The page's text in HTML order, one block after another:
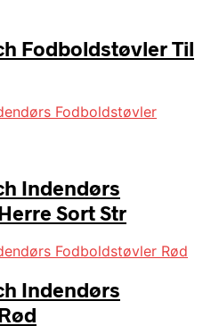
Fodboldstøvler Til
Indendørs
Sort Str
Indendørs